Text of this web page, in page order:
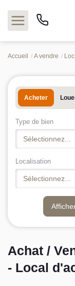
Acheter
Louer
Estimer
Neuf
Gestion
Syndic
L’équipe
Accueil A vendre
Acheter
Type de bien
Sélectionnez...
Localisation
Sélectionnez...
Achat /
- Local